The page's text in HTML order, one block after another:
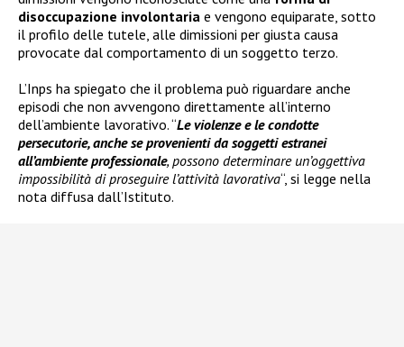
disoccupazione involontaria e vengono equiparate, sotto
il profilo delle tutele, alle dimissioni per giusta causa
provocate dal comportamento di un soggetto terzo.
L’Inps ha spiegato che il problema può riguardare anche
episodi che non avvengono direttamente all’interno
dell’ambiente lavorativo. “Le violenze e le condotte
persecutorie, anche se provenienti da soggetti estranei
all’ambiente professionale, possono determinare un’oggettiva
impossibilità di proseguire l’attività lavorativa“, si legge nella
nota diffusa dall’Istituto.